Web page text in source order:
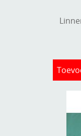
Stans machine
Template,